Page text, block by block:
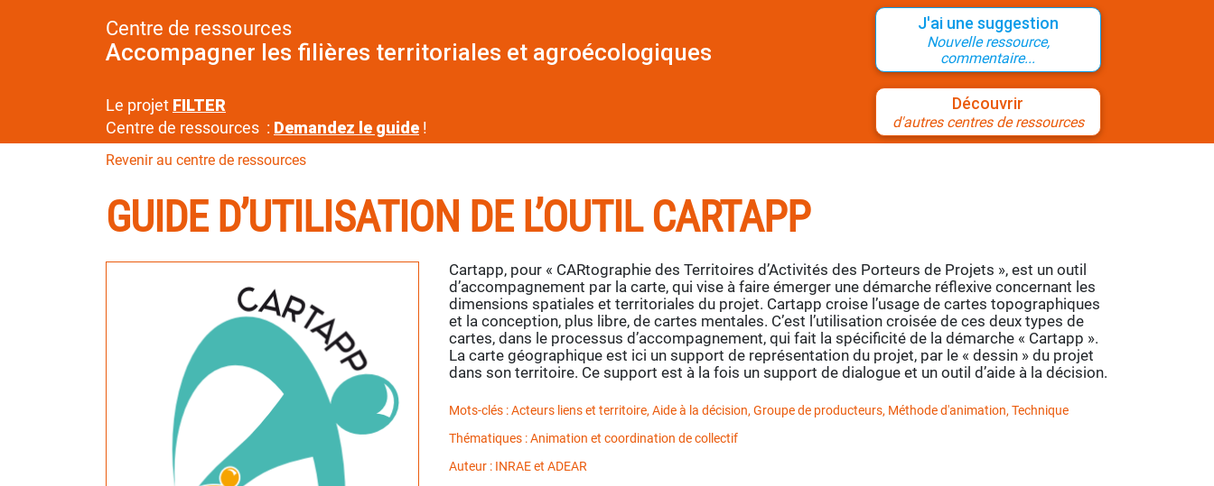
Centre de ressources
Accompagner les filières territoriales et agroécologiques
Le projet FILTER
Centre de ressources : Demandez le guide !
J'ai une suggestion
Nouvelle ressource,
commentaire...
Découvrir
d'autres centres de ressources
Revenir au centre de ressources
GUIDE D’UTILISATION DE L’OUTIL CARTAPP
Cartapp, pour « CARtographie des Territoires d’Activités des Porteurs de Projets », est un outil
d’accompagnement par la carte, qui vise à faire émerger une démarche réflexive concernant les
dimensions spatiales et territoriales du projet. Cartapp croise l’usage de cartes topographiques
et la conception, plus libre, de cartes mentales. C’est l’utilisation croisée de ces deux types de
cartes, dans le processus d’accompagnement, qui fait la spécificité de la démarche « Cartapp ».
La carte géographique est ici un support de représentation du projet, par le « dessin » du projet
dans son territoire. Ce support est à la fois un support de dialogue et un outil d’aide à la décision.
Mots-clés : Acteurs liens et territoire, Aide à la décision, Groupe de producteurs, Méthode d'animation, Technique
Thématiques : Animation et coordination de collectif
Auteur : INRAE et ADEAR